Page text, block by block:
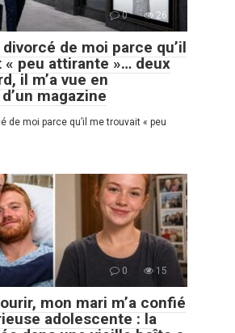
0 26
de moi parce qu’il
« peu attirante »… deux
il m’a vue en
magazine
de moi parce qu’il me trouvait « peu
0 15
mon mari m’a confié
adolescente : la